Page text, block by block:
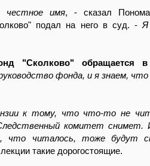
имя, - сказал
подал на него в суд. -Я
"Сколково" обращается в
фонда, и я знаем,
к тому, что что-то не
комитет снимет.
что читалось, тоже будут
такие дорогостоящие.